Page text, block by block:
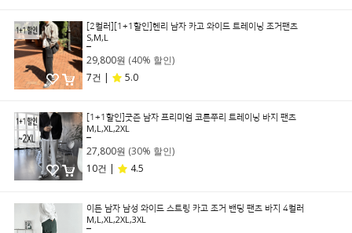
[2컬러][1+1할인]헨리 남자 카고 와이드 트레이닝 조거팬츠
S,M,L
29,800원 (40% 할인)
7건 |
5.0
[1+1할인]굿즌 남자 프리미엄 코튼쭈리 트레이닝 바지 팬츠
M,L,XL,2XL
27,800원 (30% 할인)
10건 |
4.5
이든 남자 남성 와이드 스트링 카고 조거 밴딩 팬츠 바지 4컬러
M,L,XL,2XL,3XL